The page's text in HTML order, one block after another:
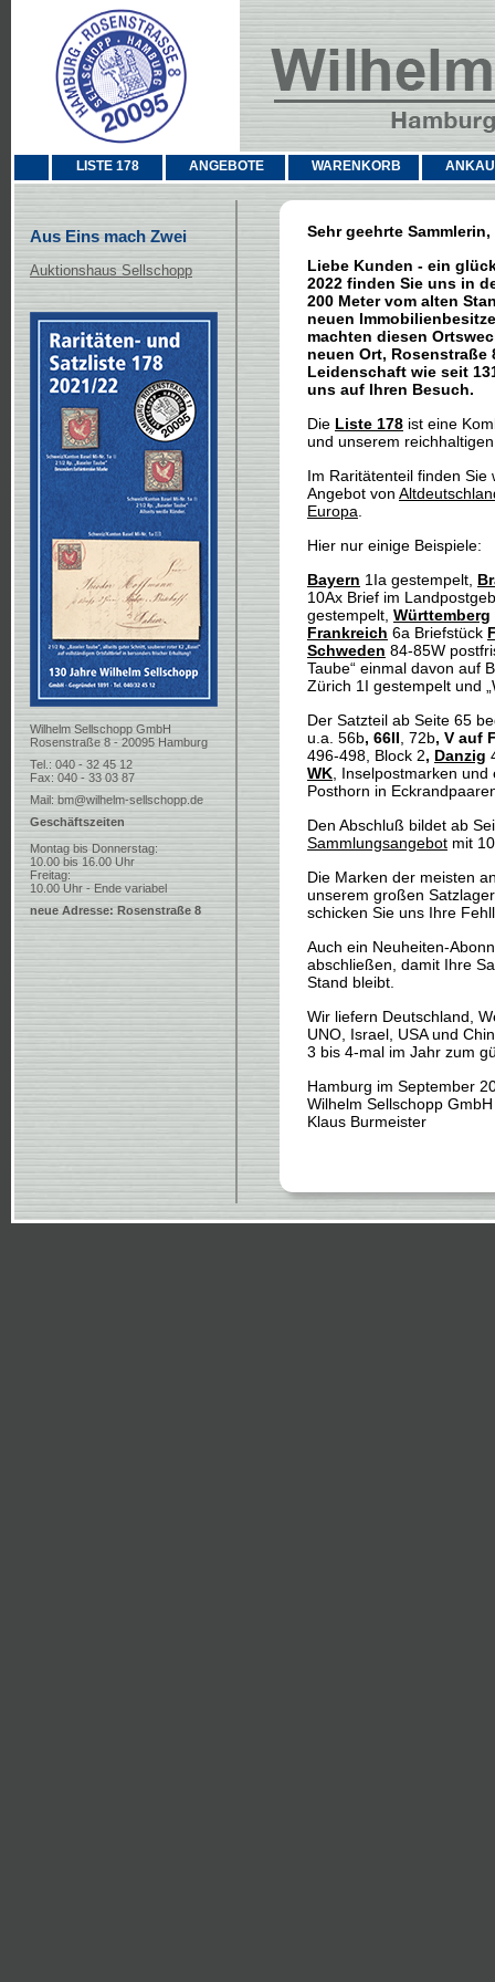
LISTE 178 ANGEBOTE WARENKORB
Aus Eins mach Zwei
Auktionshaus Sellschopp
Wilhelm Sellschopp GmbH
Rosenstraße 8 - 20095 Hamburg
Tel.: 040 - 32 45 12
Fax: 040 - 33 03 87
Mail: bm@wilhelm-sellschopp.de
Geschäftszeiten
Montag bis Donnerstag:
10.00 bis 16.00 Uhr
Freitag:
10.00 Uhr - Ende variabel
neue Adresse: Rosenstraße 8
Sehr geehrte
Liebe Kunden - ein
2022 finden Sie uns in
200 Meter vom alten
neuen
machten diesen
neuen Ort,
Leidenschaft wie seit
uns auf Ihren Besuch.
Die Liste 178 ist eine
und unserem
Im Raritätenteil finden
Angebot von
Europa
Hier nur einige Beispiele:
Bayern 1Ia gestempelt,
10Ax Brief im
gestempelt, Württemberg
Frankreich 6a Briefstück
Schweden 84-85W
Taube“ einmal davon auf
Zürich 1I gestempelt und
Der Satzteil ab Seite 65
u.a. 56b, 66II , 72b, V auf
496-498, Block 2, Danzig
WK , Inselpostmarken
Posthorn in
Den Abschluß bildet ab
Sammlungsangebot mit
Die Marken der meisten
unserem großen
schicken Sie uns Ihre
Auch ein Neuheiten-
abschließen, damit Ihre
Stand bleibt.
Wir liefern Deutschland,
UNO, Israel, USA und
3 bis 4-mal im Jahr zum
Hamburg im September
Wilhelm Sellschopp GmbH
Klaus Burmeister